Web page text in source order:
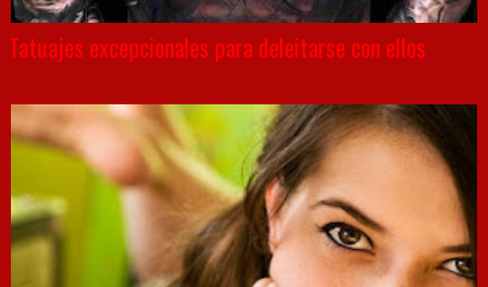
Tatuajes excepcionales para deleitarse con ellos